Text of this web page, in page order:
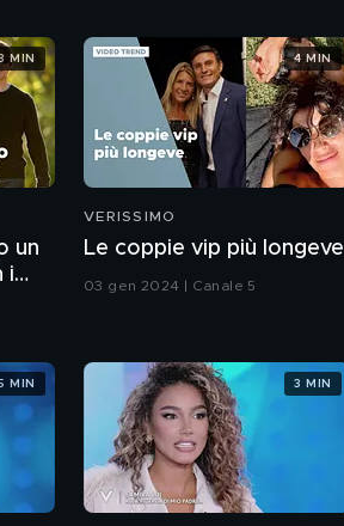
un
i
MIN
VERISSIMO
Le coppie vip più longeve
03 gen 2024 | Canale 5
4 MIN
MIN 3 MIN